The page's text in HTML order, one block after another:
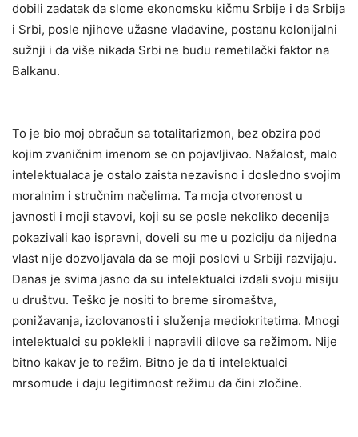
dobili zadatak da slome ekonomsku kičmu Srbije i da Srbija
i Srbi, posle njihove užasne vladavine, postanu kolonijalni
sužnji i da više nikada Srbi ne budu remetilački faktor na
Balkanu.
To je bio moj obračun sa totalitarizmon, bez obzira pod
kojim zvaničnim imenom se on pojavljivao. Nažalost, malo
intelektualaca je ostalo zaista nezavisno i dosledno svojim
moralnim i stručnim načelima. Ta moja otvorenost u
javnosti i moji stavovi, koji su se posle nekoliko decenija
pokazivali kao ispravni, doveli su me u poziciju da nijedna
vlast nije dozvoljavala da se moji poslovi u Srbiji razvijaju.
Danas je svima jasno da su intelektualci izdali svoju misiju
u društvu. Teško je nositi to breme siromaštva,
ponižavanja, izolovanosti i služenja mediokritetima. Mnogi
intelektualci su poklekli i napravili dilove sa režimom. Nije
bitno kakav je to režim. Bitno je da ti intelektualci
mrsomude i daju legitimnost režimu da čini zločine.